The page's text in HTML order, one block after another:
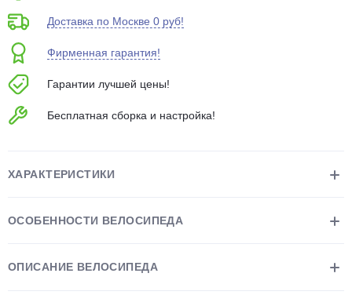
Доставка по Москве 0 руб!
Фирменная гарантия!
Гарантии лучшей цены!
Бесплатная сборка и настройка!
ХАРАКТЕРИСТИКИ
ОСОБЕННОСТИ ВЕЛОСИПЕДА
ОПИСАНИЕ ВЕЛОСИПЕДА
Подробнее
недели